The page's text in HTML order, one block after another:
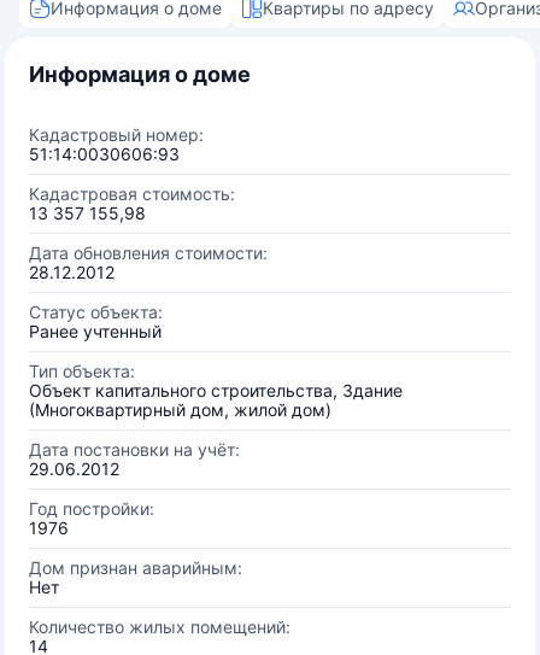
Информация о доме Квартиры по адресу
Информация о доме
Кадастровый номер:
51:14:0030606:93
Кадастровая стоимость:
13 357 155,98
Дата обновления стоимости:
28.12.2012
Статус объекта:
Ранее учтенный
Тип объекта:
Объект капитального строительства, Здание
(Многоквартирный дом, жилой дом)
Дата постановки на учёт:
29.06.2012
Год постройки:
1976
Дом признан аварийным:
Нет
Количество жилых помещений:
14